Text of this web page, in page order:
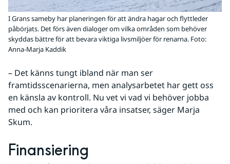
I Grans sameby har planeringen för att ändra hagar och flyttleder
påbörjats. Det förs även dialoger om vilka områden som behöver
skyddas bättre för att bevara viktiga livsmiljöer för renarna. Foto:
Anna-Marja Kaddik
– Det känns tungt ibland när man ser
framtidsscenarierna, men analysarbetet har gett oss
en känsla av kontroll. Nu vet vi vad vi behöver jobba
med och kan prioritera våra insatser, säger Marja
Skum.
Finansiering